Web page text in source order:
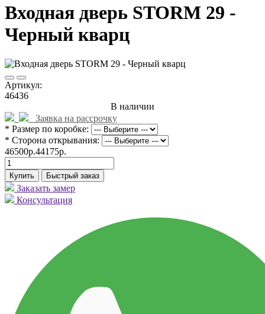
Входная дверь STORM 29 -
Черный кварц
Артикул:
46436
В наличии
Заявка на рассрочку
* Размер по коробке:
* Сторона открывания:
46500р.44175р.
Купить Быстрый заказ
Заказать замер
Консультация